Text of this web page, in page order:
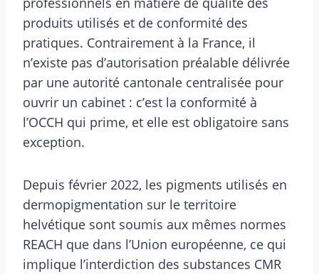
produits utilisés et de conformité des
pratiques. Contrairement à la France, il
n’existe pas d’autorisation préalable délivrée
par une autorité cantonale centralisée pour
ouvrir un cabinet : c’est la conformité à
l’OCCH qui prime, et elle est obligatoire sans
exception.
Depuis février 2022, les pigments utilisés en
dermopigmentation sur le territoire
helvétique sont soumis aux mêmes normes
REACH que dans l’Union européenne, ce qui
implique l’interdiction des substances CMR